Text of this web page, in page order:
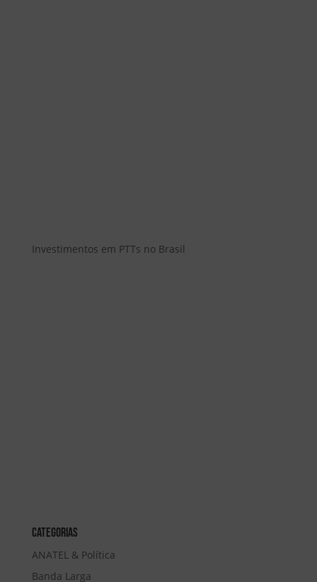
Investimentos em PTTs no Brasil
Categorias
ANATEL & Política
Banda Larga